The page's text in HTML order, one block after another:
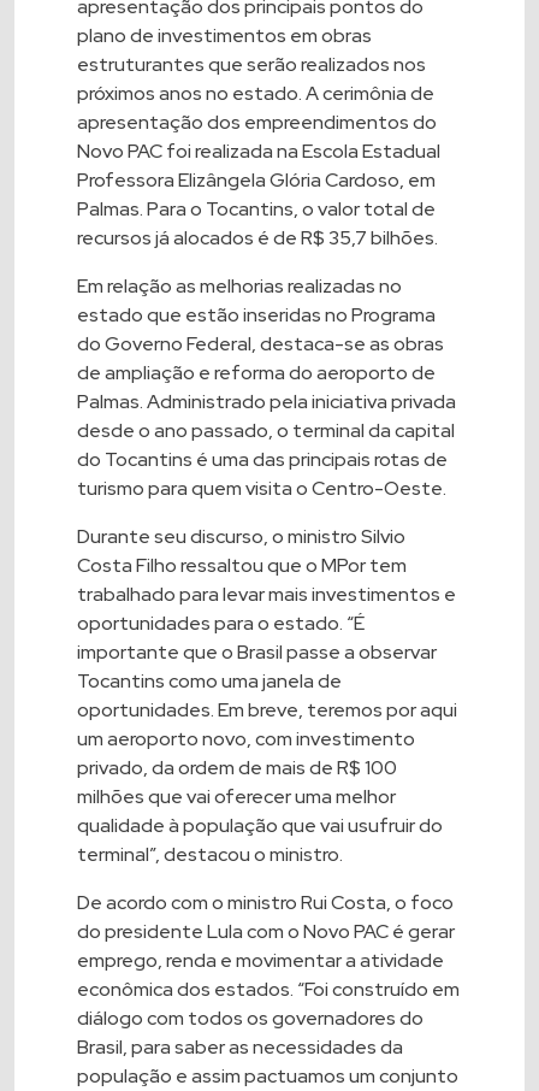
apresentação dos principais pontos do
plano de investimentos em obras
estruturantes que serão realizados nos
próximos anos no estado. A cerimônia de
apresentação dos empreendimentos do
Novo PAC foi realizada na Escola Estadual
Professora Elizângela Glória Cardoso, em
Palmas. Para o Tocantins, o valor total de
recursos já alocados é de R$ 35,7 bilhões.
Em relação as melhorias realizadas no
estado que estão inseridas no Programa
do Governo Federal, destaca-se as obras
de ampliação e reforma do aeroporto de
Palmas. Administrado pela iniciativa privada
desde o ano passado, o terminal da capital
do Tocantins é uma das principais rotas de
turismo para quem visita o Centro-Oeste.
Durante seu discurso, o ministro Silvio
Costa Filho ressaltou que o MPor tem
trabalhado para levar mais investimentos e
oportunidades para o estado. “É
importante que o Brasil passe a observar
Tocantins como uma janela de
oportunidades. Em breve, teremos por aqui
um aeroporto novo, com investimento
privado, da ordem de mais de R$ 100
milhões que vai oferecer uma melhor
qualidade à população que vai usufruir do
terminal”, destacou o ministro.
De acordo com o ministro Rui Costa, o foco
do presidente Lula com o Novo PAC é gerar
emprego, renda e movimentar a atividade
econômica dos estados. “Foi construído em
diálogo com todos os governadores do
Brasil, para saber as necessidades da
população e assim pactuamos um conjunto